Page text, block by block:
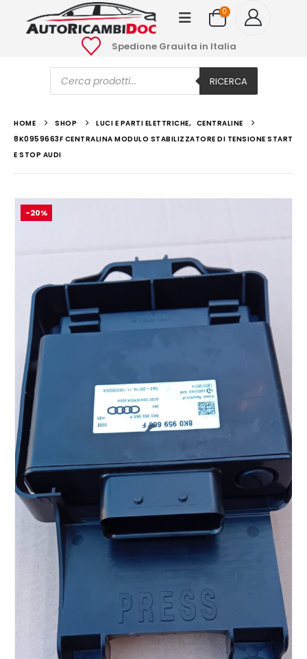
0
Spedione Grauita in Italia
Ricerca
prodotti RICERCA
HOME SHOP LUCI E PARTI ELETTRICHE, CENTRALINE
8K0959663F CENTRALINA MODULO STABILIZZATORE DI TENSIONE START
E STOP AUDI
-20%